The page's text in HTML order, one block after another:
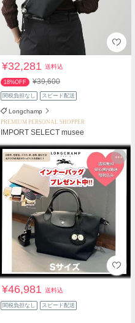
¥32,281送料込
18%OFF ¥39,600
関税負担なし スピード配送
Longchamp
PREMIUM PERSONAL SHOPPER
IMPORT SELECT musee
¥46,981送料込
関税負担なし スピード配送